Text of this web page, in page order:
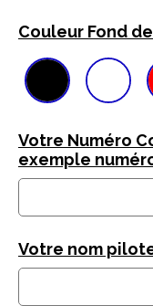
Couleur Fond
Votre Numéro
exemple
Votre nom